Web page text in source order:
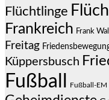
Flüchtlinge
Frankreich Frank
Freitag
Küppersbusch
Fußball Fußball-EM